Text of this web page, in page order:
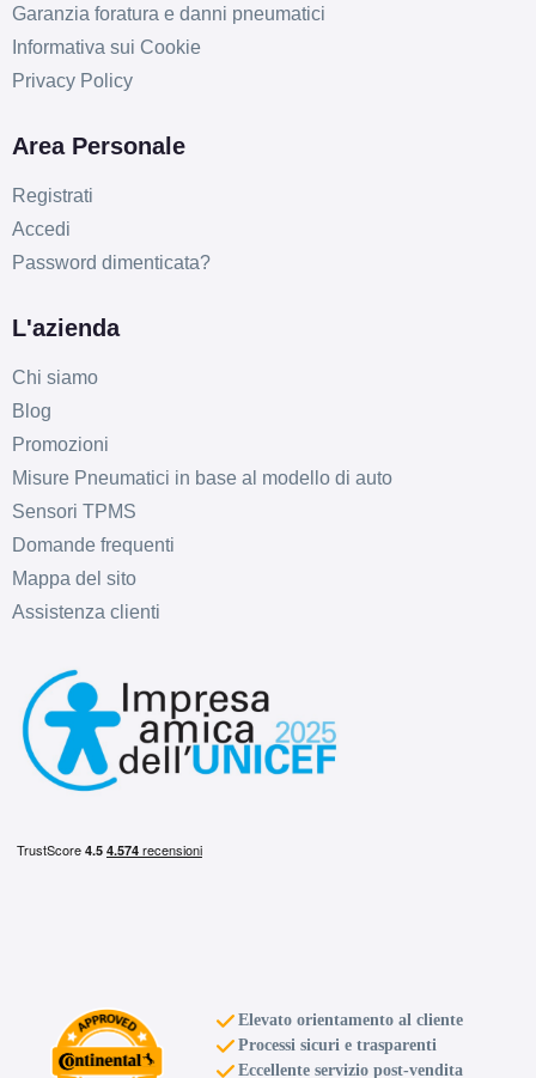
D B
Garanzia foratura e danni pneumatici
Informativa sui Cookie
Privacy Policy
Area Personale
Registrati
Accedi
Password dimenticata?
L'azienda
Chi siamo
Blog
Promozioni
Misure Pneumatici in base al modello di auto
Sensori TPMS
Domande frequenti
Mappa del sito
Assistenza clienti
Elevato orientamento al cliente
Processi sicuri e trasparenti
Eccellente servizio post-vendita